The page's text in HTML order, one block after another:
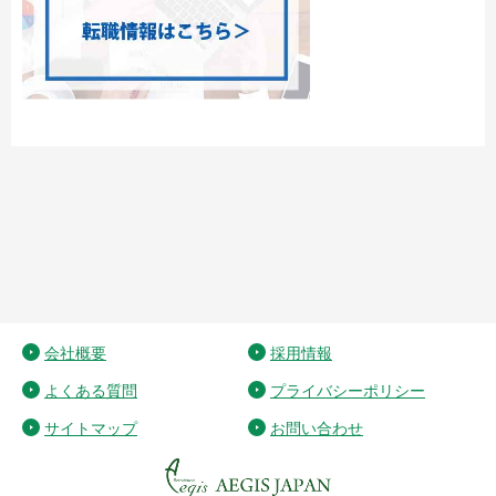
会社概要 採用情報
よくある質問 プライバシーポリシー
サイトマップ お問い合わせ